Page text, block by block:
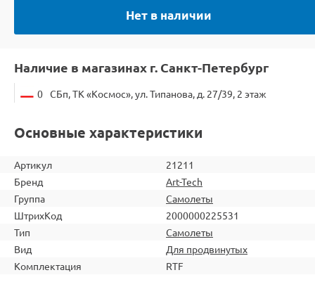
Нет в наличии
Наличие в магазинах г. Санкт-Петербург
0 СБп, ТК «Космос», ул. Типанова, д. 27/39, 2 этаж
Основные характеристики
Артикул
21211
Бренд
Art-Tech
Группа
Самолеты
ШтрихКод
2000000225531
Тип
Самолеты
Вид
Для продвинутых
Комплектация
RTF